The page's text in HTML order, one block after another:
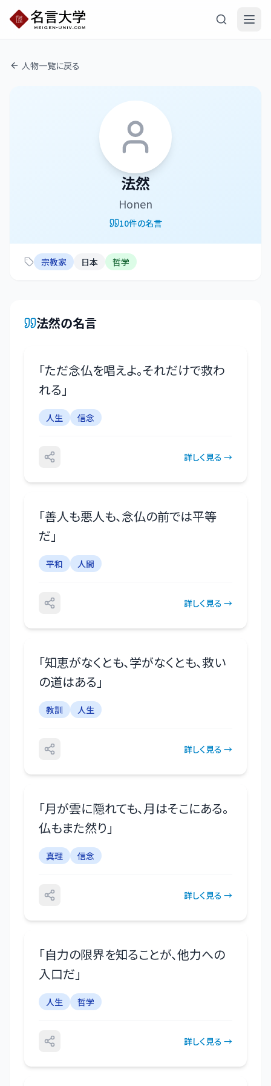
人物一覧に戻る
法然
Honen
10件の名言
宗教家 日本 哲学
法然の名言
「ただ念仏を唱えよ。それだけで救わ
れる 」
人生 信念
詳しく見る →
「善人も悪人も、念仏の前では平等
だ 」
平和 人間
詳しく見る →
「知恵がなくとも、学がなくとも、救い
の道はある 」
教訓 人生
詳しく見る →
「月が雲に隠れても、月はそこにある。
仏もまた然り 」
真理 信念
詳しく見る →
「自力の限界を知ることが、他力への
入口だ 」
人生 哲学
詳しく見る →